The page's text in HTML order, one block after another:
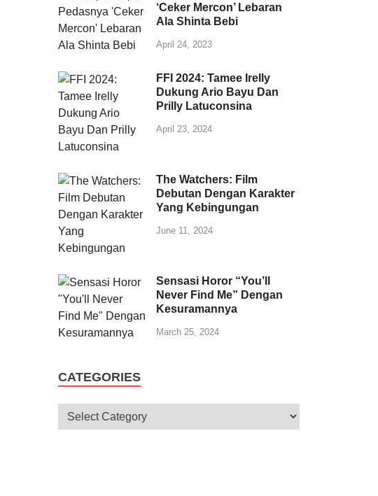
‘Ceker Mercon’ Lebaran
Ala Shinta Bebi
April 24, 2023
FFI 2024: Tamee Irelly
Dukung Ario Bayu Dan
Prilly Latuconsina
April 23, 2024
The Watchers: Film
Debutan Dengan Karakter
Yang Kebingungan
June 11, 2024
Sensasi Horor “You’ll
Never Find Me” Dengan
Kesuramannya
March 25, 2024
CATEGORIES